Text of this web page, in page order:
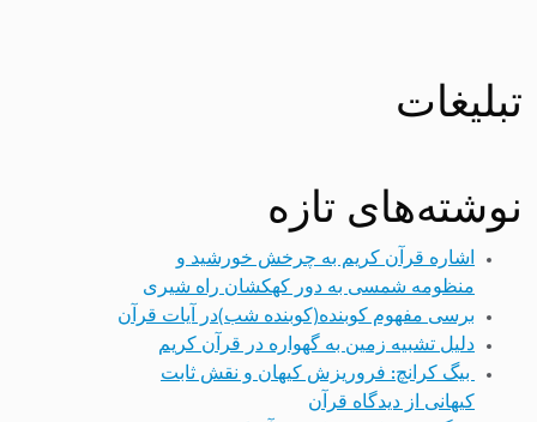
تبلیغات
نوشته‌های تازه
اشاره قرآن کریم به چرخش خورشید و
منظومه شمسی به دور کهکشان راه شیری
برسی مفهوم کوبنده(کوبنده شب)در آیات قرآن
دلیل تشبیه زمین به گهواره در قرآن کریم
بیگ کرانچ: فروریزش کیهان و نقش ثابت
کیهانی از دیدگاه قرآن